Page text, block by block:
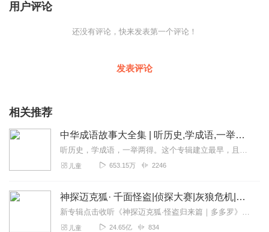
用户评论
还没有评论，快来发表第一个评论！
发表评论
相关推荐
中华成语故事大全集 | 听历史,学成语,一举两得
听历史，学成语，一举两得。这个专辑建立最早，且最初为手机录制，水平低，音量小，录得不好。换了设备之后，又把前七百条音频一条一条重新录制替换了一遍。有不少听众朋友...
儿童 653.15万 2246
神探迈克狐· 千面怪盗|侦探大赛|灰狼危机|多多罗
新专辑点击收听《神探迈克狐·怪盗归来篇｜多多罗》！！！>>>点击进入主播橱窗购买《神探迈克狐》系列图书吧!<<<多多罗故事【点击前往】收听多多罗其他好玩有趣的故...
儿童 24.65亿 834